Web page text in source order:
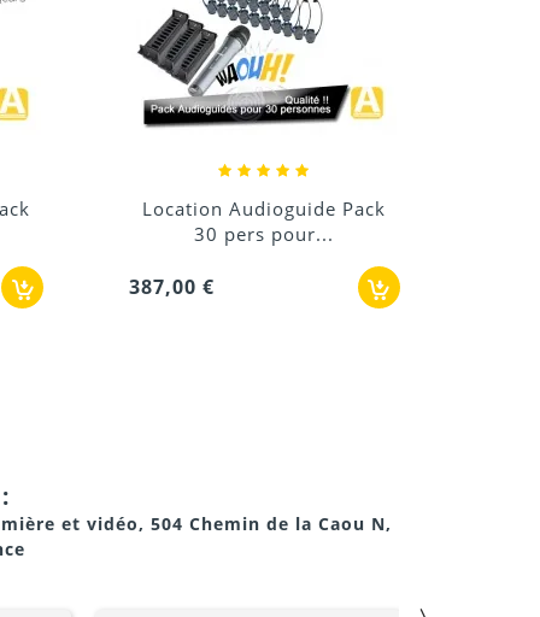
Location Audioguide Pack
30 pers pour...
387,00 €
et vidéo, 504 Chemin de la Caou N,